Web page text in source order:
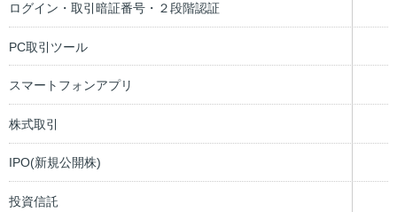
ログイン・取引暗証番号・２段階認証
PC取引ツール
スマートフォンアプリ
株式取引
IPO(新規公開株)
投資信託